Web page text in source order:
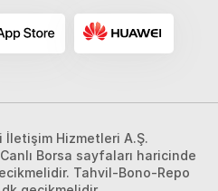
Hizmetleri A.Ş.
Borsa sayfaları haricinde
Tahvil-Bono-Repo